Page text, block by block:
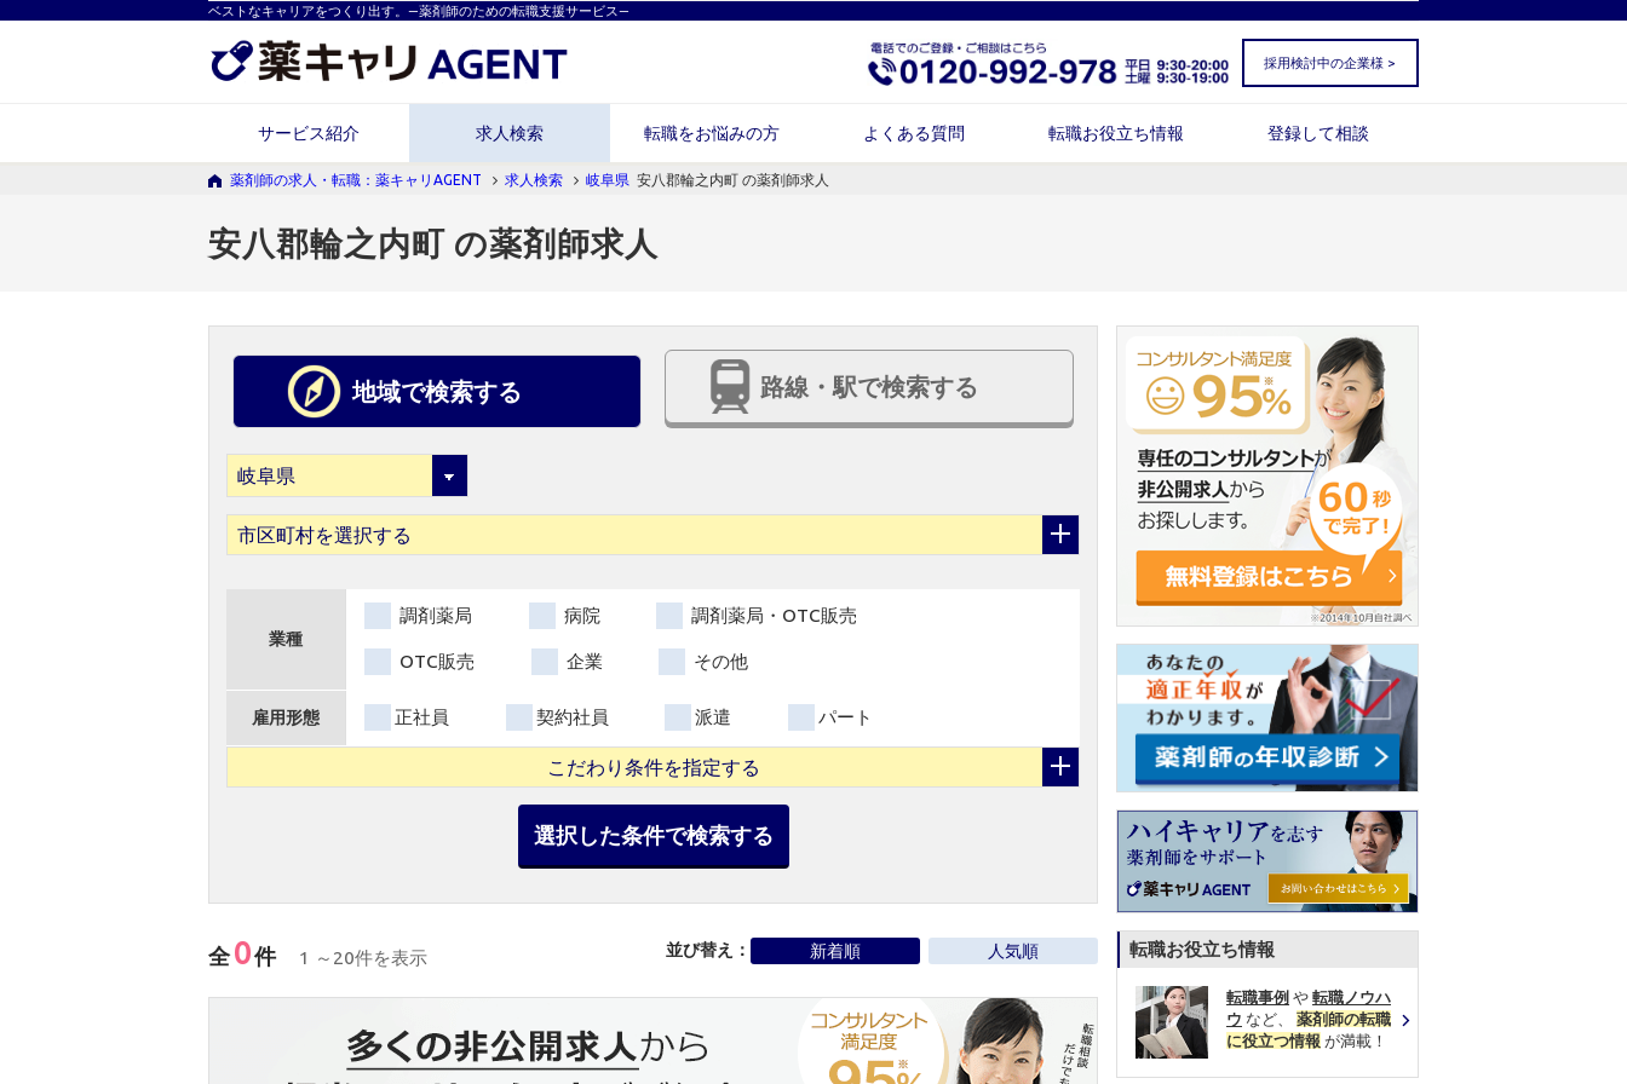
ベストなキャリアをつくり出す。―薬剤師のための転職支援サービス―
採用検討中の企業様 >
サービス紹介 求人検索 転職をお悩みの方 よくある質問 転職お役立ち情報 登録して相談
薬剤師の求人・転職：薬キャリAGENT 求人検索 岐阜県 安八郡輪之内町 の薬剤師求人
安八郡輪之内町 の薬剤師求人
地域で検索する 路線・駅で検索する
市区町村を選択する
業種
調剤薬局 病院 調剤薬局・OTC販売
OTC販売 企業 その他
雇用形態 正社員 契約社員 派遣 パート
こだわり条件を指定する
選択した条件で検索する
全 0件 1 ～20件を表示 並び替え： 新着順 人気順 転職お役立ち情報
転職事例 や 転職ノウハ
ウ など、 薬剤師の転職
に役立つ情報 が満載！